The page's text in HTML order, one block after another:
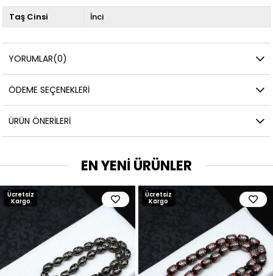
Taş Cinsi İnci
YORUMLAR(0)
ÖDEME SEÇENEKLERI
ÜRÜN ÖNERILERI
EN YENİ ÜRÜNLER
Ücretsiz
Kargo
Ücretsiz
Kargo